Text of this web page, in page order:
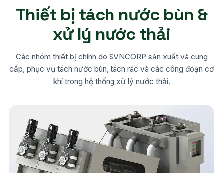
Thiết bị tách nước bùn &
xử lý nước thải
Các nhóm thiết bị chính do SVNCORP sản xuất và cung
cấp, phục vụ tách nước bùn, tách rác và các công đoạn cơ
khí trong hệ thống xử lý nước thải.
22 model